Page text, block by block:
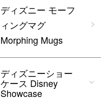
ディズニー モーフ
ィングマグ
Morphing Mugs
ディズニーショー
ケース Disney
Showcase